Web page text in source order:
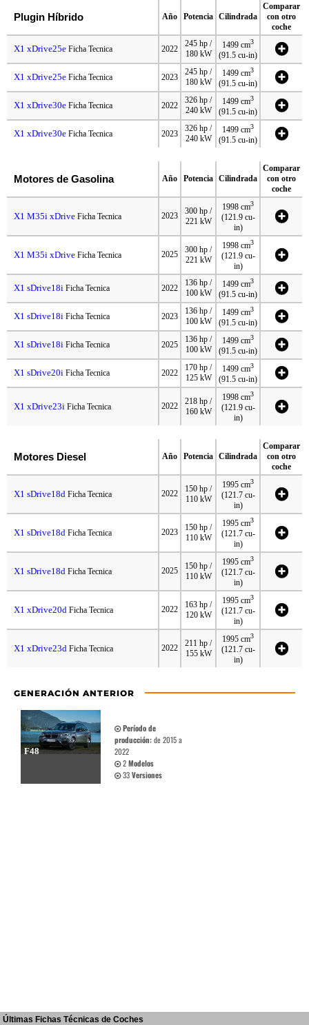
Plugin Híbrido Año Potencia Cilindrada
Comparar
con otro
coche
X1 xDrive25e Ficha Tecnica 2022
245 hp /
180 kW
1499 cm3
(91.5 cu-in)
X1 xDrive25e Ficha Tecnica 2023
245 hp /
180 kW
1499 cm3
(91.5 cu-in)
X1 xDrive30e Ficha Tecnica 2022
326 hp /
240 kW
1499 cm3
(91.5 cu-in)
X1 xDrive30e Ficha Tecnica 2023
326 hp /
240 kW
1499 cm3
(91.5 cu-in)
Motores de Gasolina Año Potencia Cilindrada
Comparar
con otro
coche
X1 M35i xDrive Ficha Tecnica 2023
300 hp /
221 kW
1998 cm3
(121.9 cu-
in)
X1 M35i xDrive Ficha Tecnica 2025
300 hp /
221 kW
1998 cm3
(121.9 cu-
in)
X1 sDrive18i Ficha Tecnica 2022
136 hp /
100 kW
1499 cm3
(91.5 cu-in)
X1 sDrive18i Ficha Tecnica 2023
136 hp /
100 kW
1499 cm3
(91.5 cu-in)
X1 sDrive18i Ficha Tecnica 2025
136 hp /
100 kW
1499 cm3
(91.5 cu-in)
X1 sDrive20i Ficha Tecnica 2022
170 hp /
125 kW
1499 cm3
(91.5 cu-in)
X1 xDrive23i Ficha Tecnica 2022
218 hp /
160 kW
1998 cm3
(121.9 cu-
in)
Motores Diesel Año Potencia Cilindrada
Comparar
con otro
coche
X1 sDrive18d Ficha Tecnica 2022
150 hp /
110 kW
1995 cm3
(121.7 cu-
in)
X1 sDrive18d Ficha Tecnica 2023
150 hp /
110 kW
1995 cm3
(121.7 cu-
in)
X1 sDrive18d Ficha Tecnica 2025
150 hp /
110 kW
1995 cm3
(121.7 cu-
in)
X1 xDrive20d Ficha Tecnica 2022
163 hp /
120 kW
1995 cm3
(121.7 cu-
in)
X1 xDrive23d Ficha Tecnica 2022
211 hp /
155 kW
1995 cm3
(121.7 cu-
in)
GENERACIÓN ANTERIOR
F48
Período de
producción:de 2015 a
2022
2Modelos
33Versiones
Últimas Fichas Técnicas de Coches